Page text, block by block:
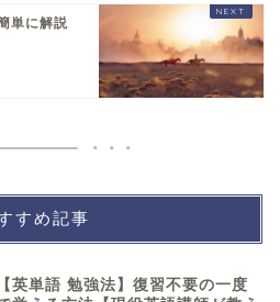
単に解説
すめ記事
【英単語 勉強法】復習不要の一度